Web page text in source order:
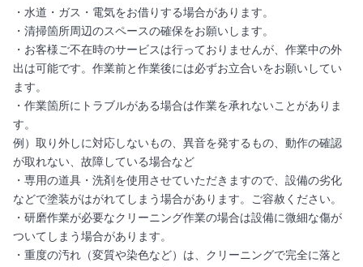
・水道・ガス・電気をお借りする場合があります。
・清掃箇所周辺のスペースの確保をお願いします。
・お客様ご不在時のサービスは行っておりませんが、作業中の外
出は可能です。作業前と作業後には必ずお立合いをお願いしてい
ます。
・作業箇所にトラブルがある場合は作業を承れないことがありま
す。
例）取り外しに対応しないもの、異音を発するもの、動作の確認
が取れない、故障している場合など
・専用の道具・洗剤を使用させていただきますので、設備の劣化
などで塗装がはがれてしまう場合があります。ご容赦ください。
・研磨作業が必要なクリーニング作業の場合は設備に微細な傷が
ついてしまう場合があります。
・重度の汚れ（変質や染色など）は、クリーニングで完全に落と